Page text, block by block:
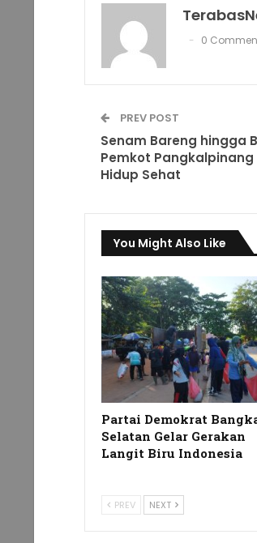
0
PREV POST
Senam Bareng hingga
Pemkot Pangkalpinang
Hidup Sehat
You Might Also Like
Partai Demokrat
Selatan Gelar Gerakan
Langit Biru Indonesia
PREV NEXT